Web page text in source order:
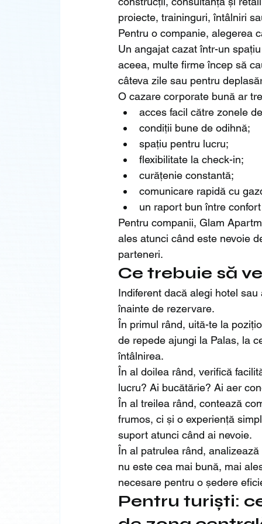
proiecte, traininguri, întâlniri
Pentru o companie, alegerea
Un angajat cazat într-un
aceea, multe firme încep să
câteva zile sau pentru
O cazare corporate bună ar
acces facil către zonele
condiții bune de odihnă;
spațiu pentru lucru;
flexibilitate la check-in;
curățenie constantă;
comunicare rapidă cu
un raport bun între
Pentru companii, Glam
ales atunci când este nevoie
parteneri.
Ce trebuie să
Indiferent dacă alegi hotel
înainte de rezervare.
În primul rând, uită-te la
de repede ajungi la Palas, la
întâlnirea.
În al doilea rând, verifică
lucru? Ai bucătărie? Ai aer
În al treilea rând, contează
frumos, ci și o experiență
suport atunci când ai nevoie.
În al patrulea rând,
nu este cea mai bună, mai
necesare pentru o ședere
Pentru turiști: